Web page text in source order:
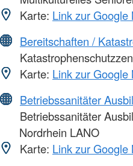
Karte: Link zur Google
Bereitschaften /
Karte: Link zur Google
Betriebssanitäter
Betriebssanitäter
Nordrhein LANO
Karte: Link zur Google